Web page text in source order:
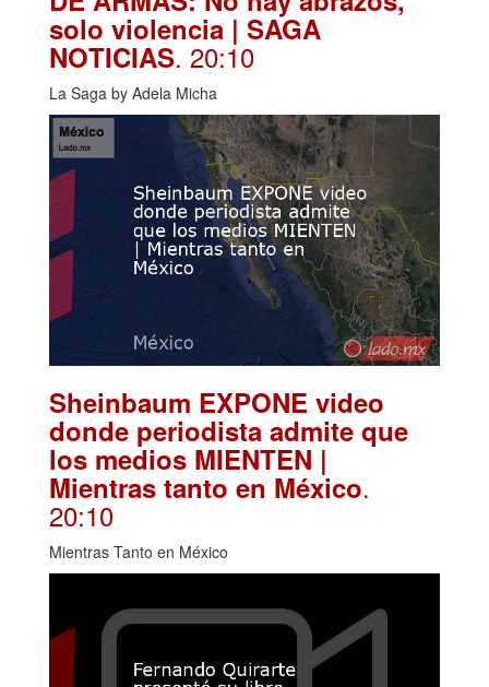
solo violencia | SAGA
NOTICIAS. 20:10
La Saga by Adela Micha
Sheinbaum EXPONE video
donde periodista admite que
los medios MIENTEN |
Mientras tanto en México.
20:10
Mientras Tanto en México